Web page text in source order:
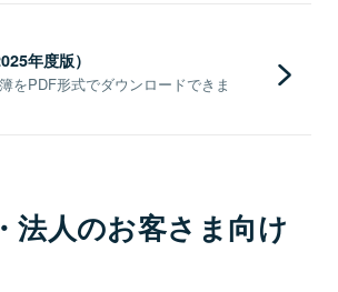
年度版）
をPDF形式でダウンロードできま
法人のお客さま向け